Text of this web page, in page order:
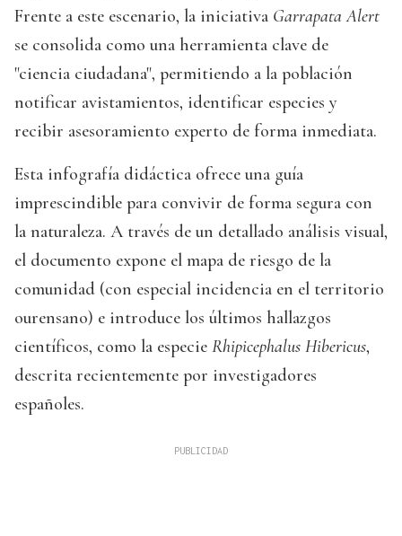
Frente a este escenario, la iniciativa Garrapata Alert
se consolida como una herramienta clave de
"ciencia ciudadana", permitiendo a la población
notificar avistamientos, identificar especies y
recibir asesoramiento experto de forma inmediata.
Esta infografía didáctica ofrece una guía
imprescindible para convivir de forma segura con
la naturaleza. A través de un detallado análisis visual,
el documento expone el mapa de riesgo de la
comunidad (con especial incidencia en el territorio
ourensano) e introduce los últimos hallazgos
científicos, como la especie Rhipicephalus Hibericus,
descrita recientemente por investigadores
españoles.